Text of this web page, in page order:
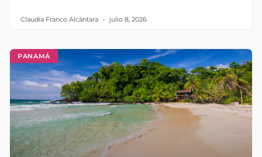
Claudia Franco Alcántara julio 8, 2026
PANAMÁ